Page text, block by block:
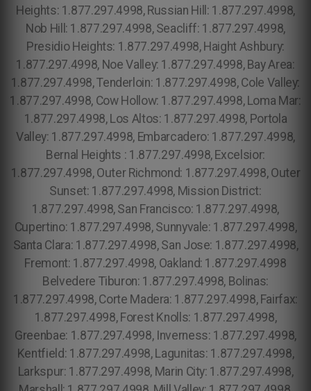
Heights: 1.877.297.4998, Russian Hill: 1.877.297.4998,
Nob Hill: 1.877.297.4998, Seacliff: 1.877.297.4998,
Presidio Heights: 1.877.297.4998, Haight Ashbury:
1.877.297.4998, Noe Valley: 1.877.297.4998, Bay Area:
1.877.297.4998, Tenderloin: 1.877.297.4998, Cole Valley:
1.877.297.4998, Cow Hollow: 1.877.297.4998, Loma Mar:
1.877.297.4998, Los Altos: 1.877.297.4998, Portola
Valley: 1.877.297.4998, Embarcadero: 1.877.297.4998,
Bernal Heights : 1.877.297.4998, Excelsior:
1.877.297.4998, Outer Richmond: 1.877.297.4998, Outer
Sunset: 1.877.297.4998, Mission District:
1.877.297.4998, San Francisco: 1.877.297.4998,
Cupertino: 1.877.297.4998, Sunnyvale: 1.877.297.4998,
Santa Clara: 1.877.297.4998, San Jose: 1.877.297.4998,
Fremont: 1.877.297.4998, Oakland: 1.877.297.4998
Belvedere Tiburon: 1.877.297.4998, Bolinas:
1.877.297.4998, Corte Madera: 1.877.297.4998, Fairfax:
1.877.297.4998, Forest Knolls: 1.877.297.4998,
Greenbae: 1.877.297.4998, Inverness: 1.877.297.4998,
Kentfield: 1.877.297.4998, Lagunitas: 1.877.297.4998,
Larkspur: 1.877.297.4998, Marin City: 1.877.297.4998,